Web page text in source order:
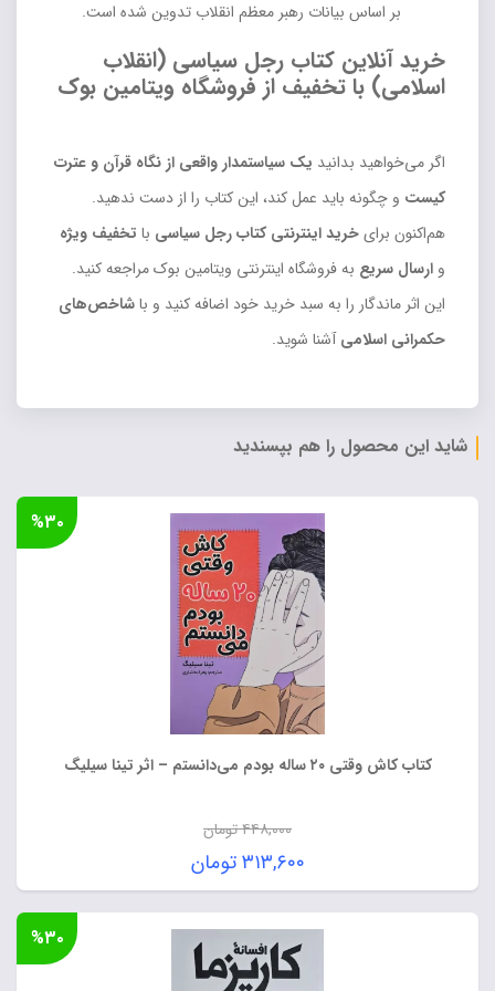
بر اساس بیانات رهبر معظم انقلاب تدوین شده است.
خرید آنلاین کتاب رجل سیاسی (انقلاب
اسلامی) با تخفیف از فروشگاه ویتامین بوک
اگر می‌خواهید بدانید یک سیاستمدار واقعی از نگاه قرآن و عترت
کیست و چگونه باید عمل کند، این کتاب را از دست ندهید.
هم‌اکنون برایخرید اینترنتی کتاب رجل سیاسی با تخفیف ویژه
و ارسال سریع به فروشگاه اینترنتی ویتامین بوک مراجعه کنید.
این اثر ماندگار را به سبد خرید خود اضافه کنید و باشاخص‌های
حکمرانی اسلامیآشنا شوید.
شاید این محصول را هم بپسندید
کتاب کاش وقتی ۲۰ ساله بودم می‌دانستم – اثر تینا سیلیگ
۴۴۸,۰۰۰تومان
قیمت
اصلی:
۴۴۸,۰۰۰ تومان
بود.
۳۱۳,۶۰۰تومان
قیمت
فعلی:
۳۱۳,۶۰۰ تومان.
%۳۰
%۳۰